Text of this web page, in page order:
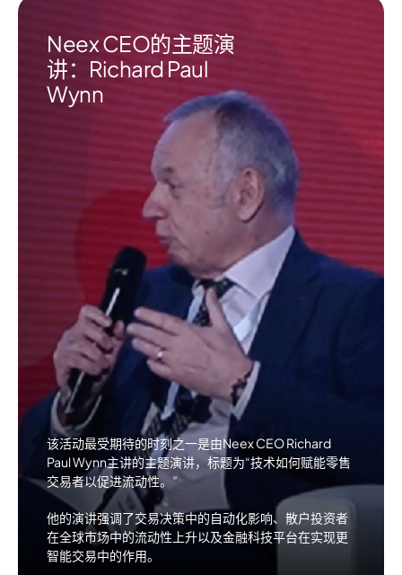
Neex CEO的主题演
讲：Richard Paul
Wynn
该活动最受期待的时刻之一是由Neex CEO Richard
Paul Wynn主讲的主题演讲，标题为“技术如何赋能零售
交易者以促进流动性。”
他的演讲强调了交易决策中的自动化影响、 散户投资者
在全球市场中的流动性上升以及金融科技平台在实现更
智能交易中的作用。